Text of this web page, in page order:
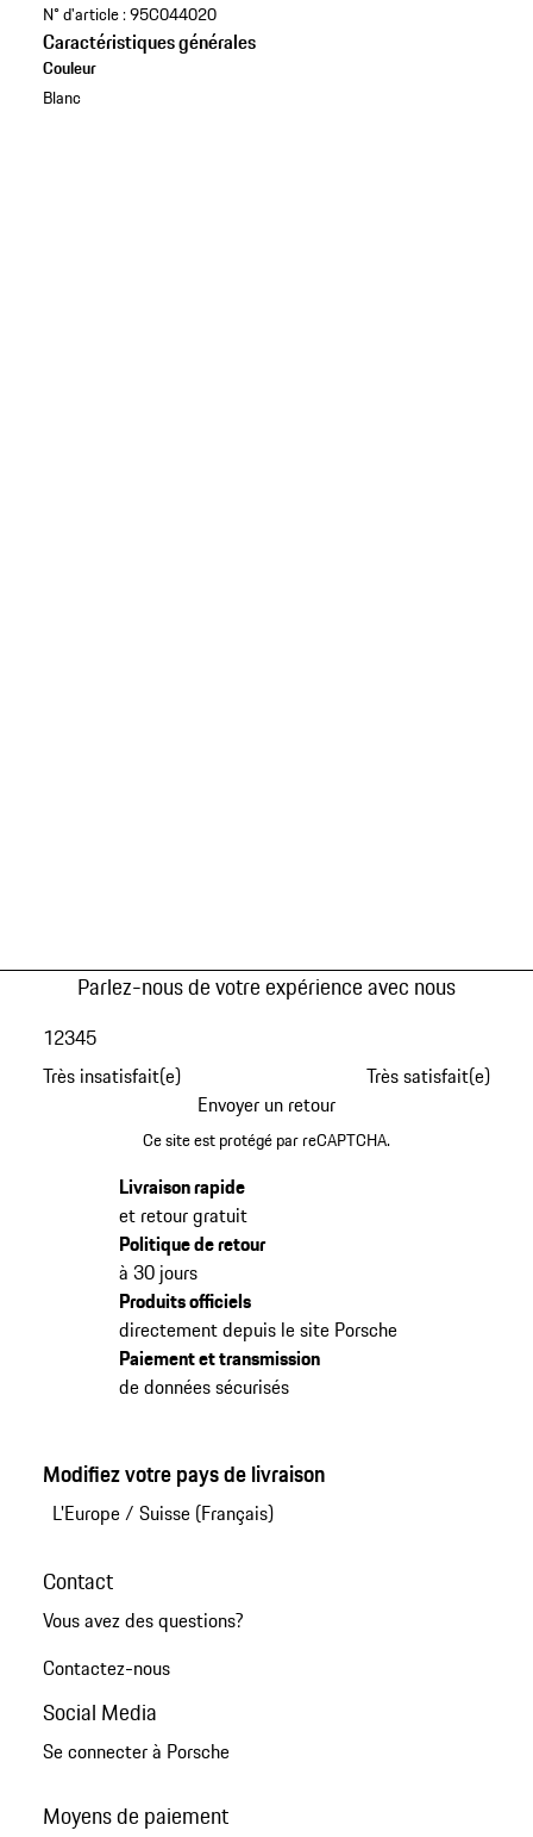
N° d'article :95C044020
Caractéristiques générales
Couleur
Blanc
Parlez-nous de votre expérience avec nous
Très insatisfait(e)
12345
Très satisfait(e)
Envoyer un retour
Ce site est protégé par reCAPTCHA.
Livraison rapide
et retour gratuit
Politique de retour
à 30 jours
Produits officiels
directement depuis le site Porsche
Paiement et transmission
de données sécurisés
Modifiez votre pays de livraison
L'Europe/ Suisse (Français)
Contact
Vous avez des questions?
Contactez-nous
Social Media
Se connecter à Porsche
Moyens de paiement